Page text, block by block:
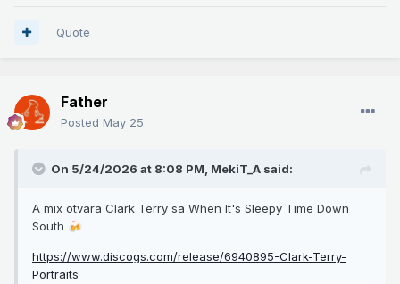
Quote
Father
Posted May 25
On 5/24/2026 at 8:08 PM, MekiT_A said:
A mix otvara Clark Terry sa When It's Sleepy Time Down
South 🍻
https://www.discogs.com/release/6940895-Clark-Terry-
Portraits